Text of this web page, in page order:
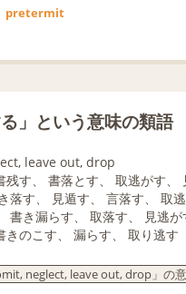
pretermit
」という意味の類語
leave out, drop
す、 書落とす、 取逃がす、
す、 見遁す、 言落す、 取
き漏らす、 取落す、 見逃
のこす、 漏らす、 取り逃す
neglect, leave out, drop」の